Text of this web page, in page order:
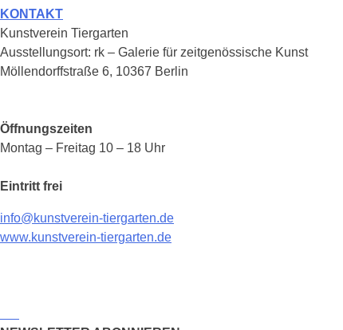
KONTAKT
Kunstverein Tiergarten
Ausstellungsort: rk – Galerie für zeitgenössische Kunst
Möllendorffstraße 6, 10367 Berlin
Öffnungszeiten
Montag – Freitag 10 – 18 Uhr
Eintritt frei
info@kunstverein-tiergarten.de
www.kunstverein-tiergarten.de